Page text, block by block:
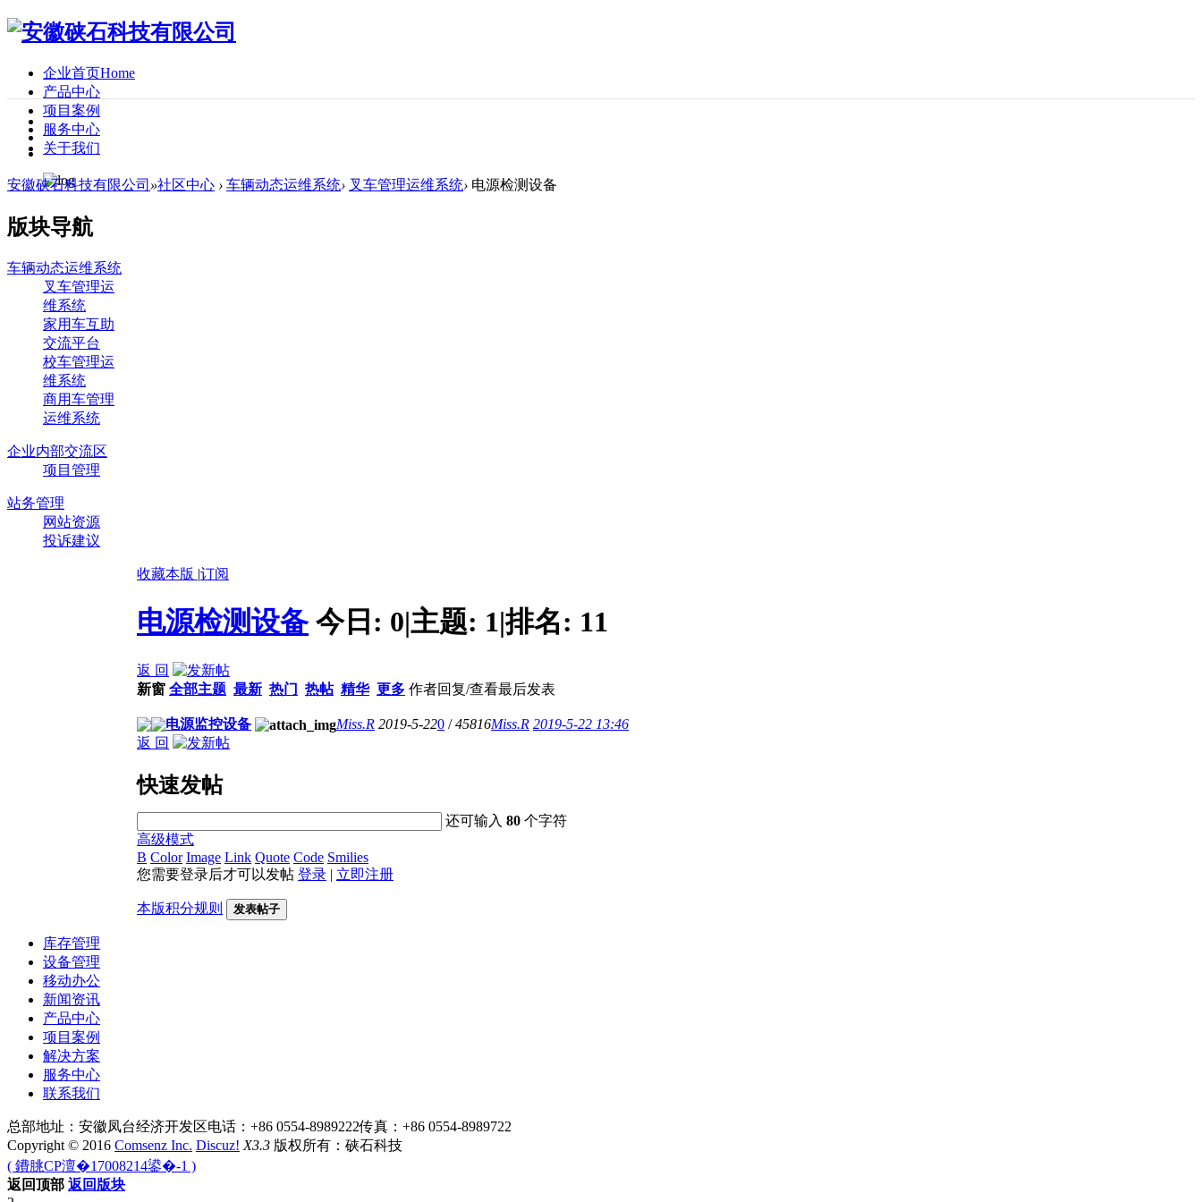
企业首页Home
产品中心
项目案例
服务中心
关于我们
安徽硖石科技有限公司 »社区中心 › 车辆动态运维系统› 叉车管理运维系统› 电源检测设备
版块导航
车辆动态运维系统
叉车管理运
维系统
家用车互助
交流平台
校车管理运
维系统
商用车管理
运维系统
企业内部交流区
项目管理
站务管理
网站资源
投诉建议
收藏本版 |订阅
电源检测设备 今日: 0|主题: 1|排名: 11
返 回
新窗 全部主题 最新 热门 热帖 精华 更多 作者回复/查看最后发表
电源监控设备 Miss.R 2019-5-220 / 45816Miss.R 2019-5-22 13:46
返 回
快速发帖
还可输入80 个字符
高级模式
B Color Image Link Quote Code Smilies
您需要登录后才可以发帖 登录 | 立即注册
本版积分规则 发表帖子
库存管理
设备管理
移动办公
新闻资讯
产品中心
项目案例
解决方案
服务中心
联系我们
总部地址：安徽凤台经济开发区电话：+86 0554-8989222传真：+86 0554-8989722
Copyright © 2016 Comsenz Inc. Discuz! X3.3 版权所有：硖石科技
( 鐨朓CP澶�17008214鍙�-1 )
返回顶部 返回版块